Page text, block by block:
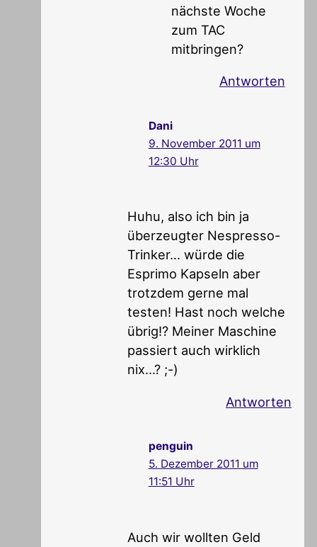
nächste Woche
zum TAC
mitbringen?
Antworten
Dani
9. November 2011 um
12:30 Uhr
Huhu, also ich bin ja
überzeugter Nespresso-
Trinker… würde die
Esprimo Kapseln aber
trotzdem gerne mal
testen! Hast noch welche
übrig!? Meiner Maschine
passiert auch wirklich
nix…? ;-)
Antworten
penguin
5. Dezember 2011 um
11:51 Uhr
Auch wir wollten Geld